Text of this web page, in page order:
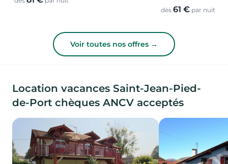
dès 61 € par nuit
Voir toutes nos offres →
Location vacances Saint-Jean-Pied-
de-Port chèques ANCV acceptés